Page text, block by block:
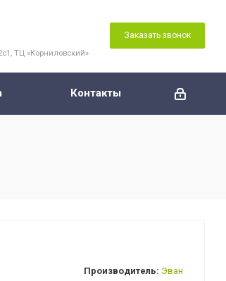
ТЦ «Корниловский»
Заказать звонок
Контакты
Производитель: Эван